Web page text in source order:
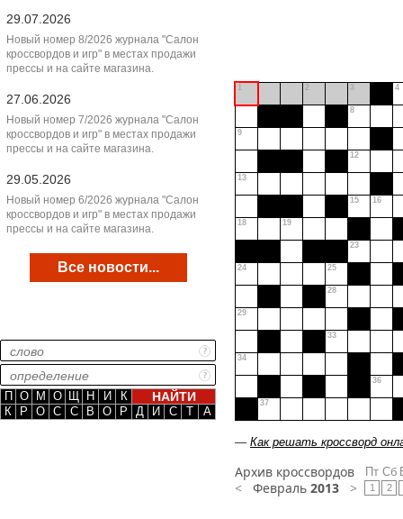
29.07.2026
Новый номер 8/2026 журнала "Салон
кроссвордов и игр" в местах продажи
прессы и на сайте магазина.
27.06.2026
Новый номер 7/2026 журнала "Салон
кроссвордов и игр" в местах продажи
прессы и на сайте магазина.
29.05.2026
Новый номер 6/2026 журнала "Салон
кроссвордов и игр" в местах продажи
прессы и на сайте магазина.
Все новости...
П О М О Щ Н И
К
К
Р О С С В О Р Д И С Т А
1 2 3 4
8
9
12
13
15 16
18 19
23
24 25
28
29
33
34
36
37
— Как решать кроссворд
Архив кроссвордов
< Февраль 2013 >
Пт
1
Сб
2